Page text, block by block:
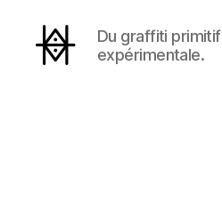
Du graffiti
expérimentale.